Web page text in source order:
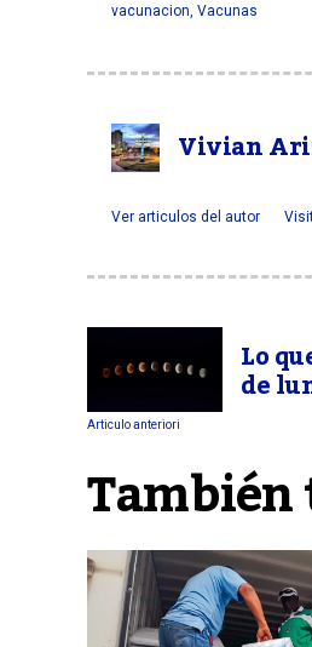
vacunacion Vacunas
Vivian
Ver articulos del autor
Lo
de
Articulo anteriori